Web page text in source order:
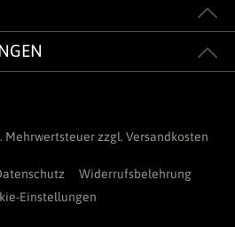
Mehrwertsteuer zzgl. Versandkosten
Widerrufsbelehrung
Einstellungen